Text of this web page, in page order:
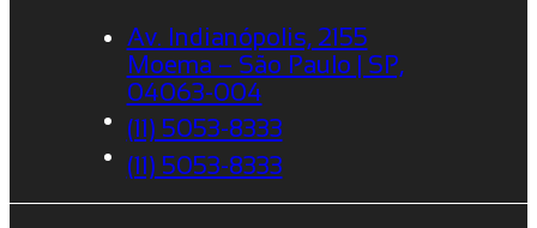
Av. Indianópolis, 2155
Moema – São Paulo | SP,
04063-004
(11) 5053-8333
(11) 5053-8333